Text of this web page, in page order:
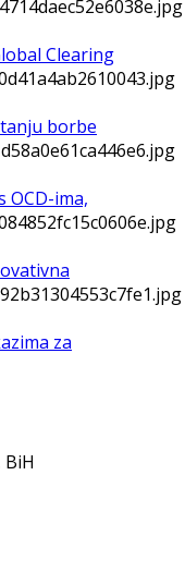
Clearing
borbe
OCD-ima,
za